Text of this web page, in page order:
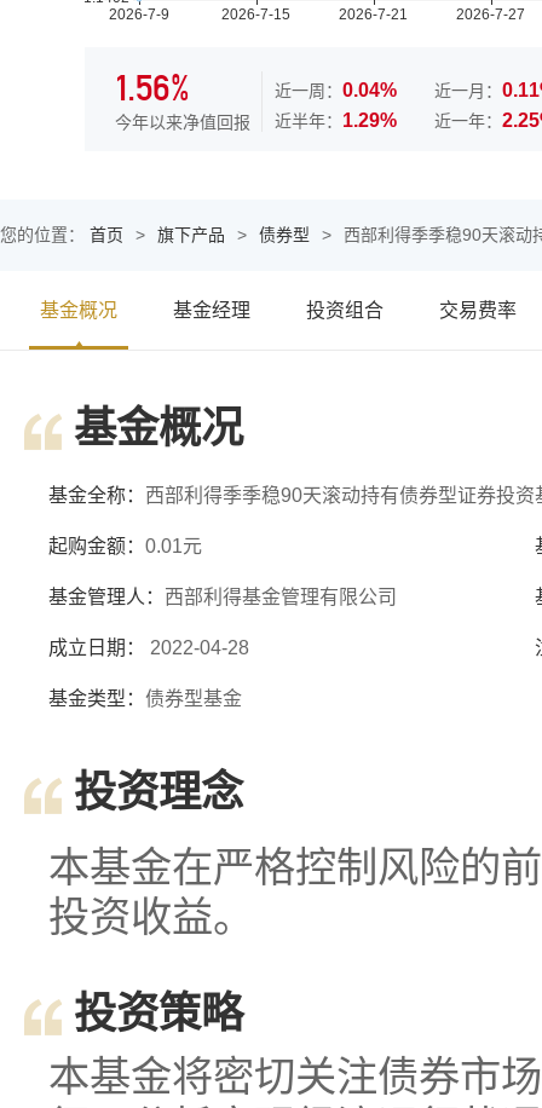
1.56%
今年以来净值回报
近一周： 0.04%
近半年： 1.29%
近一月：
近一年：
您的位置： 首页 > 旗下产品 > 债券型 > 西部利得季季稳90天滚动
基金概况 基金经理 投资组合 交易费率
基金概况
基金全称： 西部利得季季稳90天滚动持有债券型证券投资
起购金额： 0.01元
基金管理人： 西部利得基金管理有限公司
成立日期： 2022-04-28
基金类型： 债券型基金
投资理念
本基金在严格控制风险的
投资收益。
投资策略
本基金将密切关注债券市